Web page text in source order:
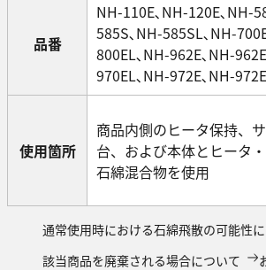
品番
NH-110E､NH-120E､NH-
585S､NH-585SL､NH-
800EL､NH-962E､NH-
970EL､NH-972E､NH-
使用箇所
商品内側のヒータ保持、
台、および本体とヒータ
石綿混合物を使用
通常使用時における石綿飛散の可能性
該当商品を廃棄される場合について